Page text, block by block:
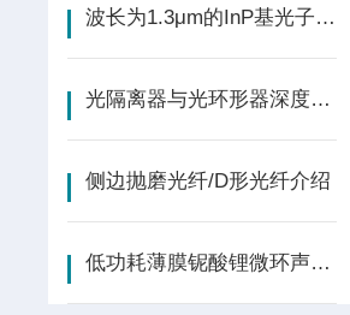
波长为1.3μm的InP基光子晶体面发射激光器（PCSEL）进行了研究
光隔离器与光环形器深度解析
侧边抛磨光纤/D形光纤介绍
低功耗薄膜铌酸锂微环声光调制-光波共振“遇见”声波 | 前沿进展